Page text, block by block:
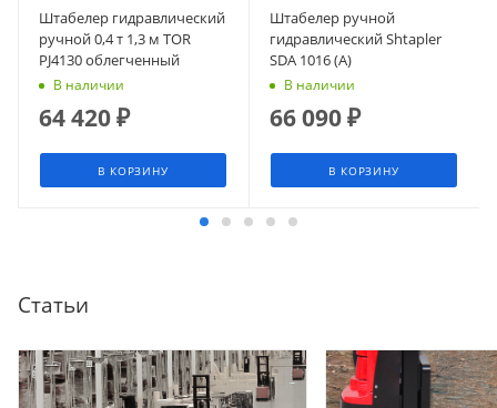
Штабелер гидравлический
ручной 0,4 т 1,3 м TOR
PJ4130 облегченный
В наличии
64 420₽
В КОРЗИНУ
Штабелер ручной
гидравлический Shtapler
SDA 1016 (A)
В наличии
66 090₽
В КОРЗИНУ
Статьи